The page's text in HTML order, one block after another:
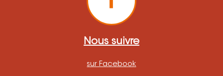
Nous suivre
sur Facebook